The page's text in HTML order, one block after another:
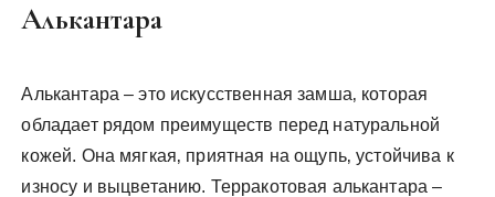
Алькантара
Алькантара – это искусственная замша‚ которая
обладает рядом преимуществ перед натуральной
кожей. Она мягкая‚ приятная на ощупь‚ устойчива к
износу и выцветанию. Терракотовая алькантара –